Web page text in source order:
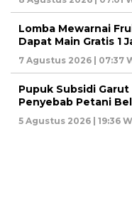
Lomba Mewarnai
Dapat Main Gratis 1
7 Agustus 2026 | 07:37
Pupuk Subsidi
Penyebab Petani
5 Agustus 2026 | 19:36